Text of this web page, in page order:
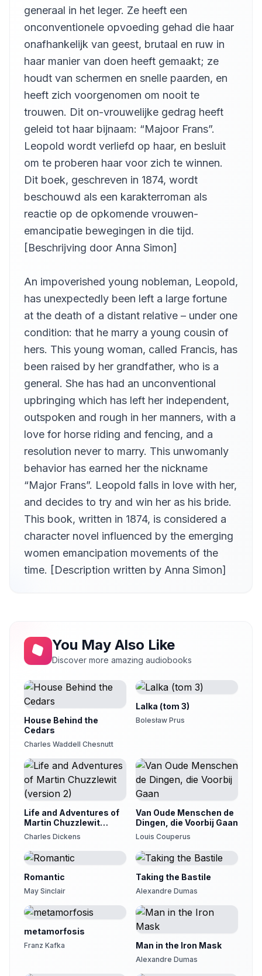
Part 15
Anna Simon
Part 16
Anna Simon
17
Part 17
18
Part 18
Anna Simon
19
Anna Simon
20
Part 20
Anna Simon
Part 21
Anna Simon
Part 22
Anna Simon
24
Anna Simon
25
Anna Simon
26
Part 26
Anna Simon
Part 27
Anna Simon
generaal in het leger. Ze heeft een
onconventionele opvoeding gehad die haar
onafhankelijk van geest, brutaal en ruw in
haar manier van doen heeft gemaakt; ze
houdt van schermen en snelle paarden, en
heeft zich voorgenomen om nooit te
trouwen. Dit on-vrouwelijke gedrag heeft
geleid tot haar bijnaam: “Majoor Frans”.
Leopold wordt verliefd op haar, en besluit
om te proberen haar voor zich te winnen.
Dit boek, geschreven in 1874, wordt
beschouwd als een karakterroman als
reactie op de opkomende vrouwen-
emancipatie bewegingen in die tijd.
[Beschrijving door Anna Simon]
An impoverished young nobleman, Leopold,
has unexpectedly been left a large fortune
at the death of a distant relative – under one
condition: that he marry a young cousin of
hers. This young woman, called Francis, has
been raised by her grandfather, who is a
general. She has had an unconventional
upbringing which has left her independent,
outspoken and rough in her manners, with a
love for horse riding and fencing, and a
resolution never to marry. This unwomanly
behavior has earned her the nickname
“Major Frans”. Leopold falls in love with her,
and decides to try and win her as his bride.
This book, written in 1874, is considered a
character novel influenced by the emerging
women emancipation movements of the
time. [Description written by Anna Simon]
You May Also Like
Discover more amazing audiobooks
House Behind the
Cedars
Charles Waddell Chesnutt
Lalka (tom 3)
Bolesław Prus
Life and Adventures of
Martin Chuzzlewit
(version 2)
Charles Dickens
Van Oude Menschen de
Dingen, die Voorbij Gaan
Louis Couperus
Romantic
May Sinclair
Taking the Bastile
Alexandre Dumas
metamorfosis
Franz Kafka Man in the Iron Mask
Alexandre Dumas